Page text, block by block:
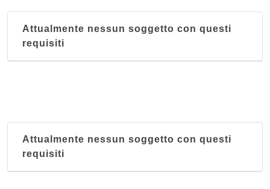
Attualmente nessun soggetto con questi
requisiti
Attualmente nessun soggetto con questi
requisiti